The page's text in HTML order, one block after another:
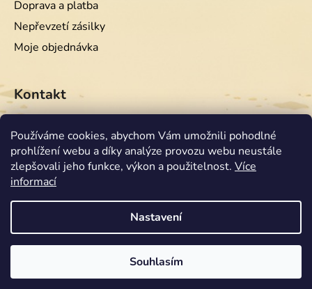
Používáme cookies, abychom Vám umožnili pohodlné
prohlížení webu a díky analýze provozu webu neustále
zlepšovali jeho funkce, výkon a použitelnost. Více
informací
Nastavení
Souhlasím
Doprava a platba
Nepřevzetí zásilky
Moje objednávka
Kontakt
info @equiwest.cz
+420724001554
Vytvořil Shoptet
Copyright 2026Equiwest. Všechna práva vyhrazena.